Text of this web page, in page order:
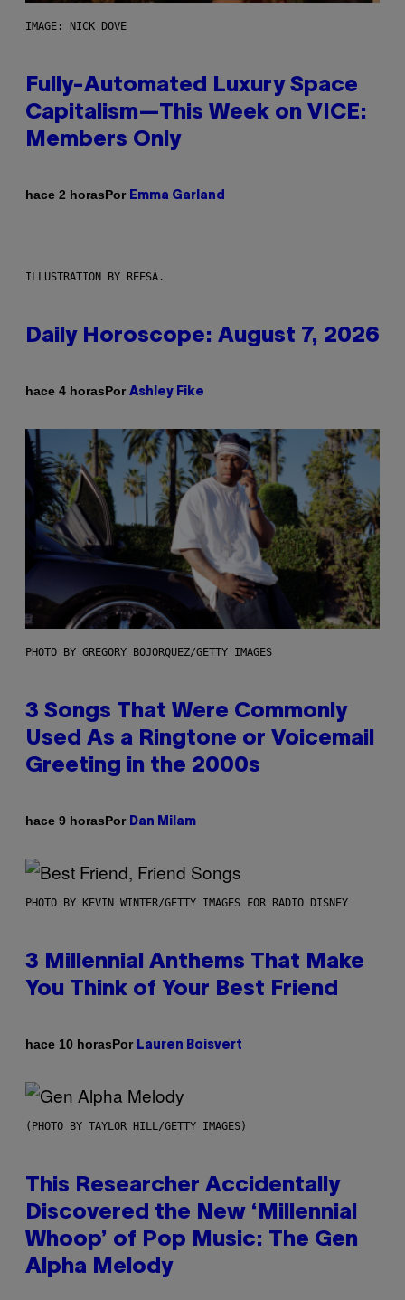
IMAGE: NICK DOVE
Fully-Automated Luxury Space
Capitalism—This Week on VICE:
Members Only
hace 2 horasPor Emma Garland
ILLUSTRATION BY REESA.
Daily Horoscope: August 7, 2026
hace 4 horasPor Ashley Fike
PHOTO BY GREGORY BOJORQUEZ/GETTY IMAGES
3 Songs That Were Commonly
Used As a Ringtone or Voicemail
Greeting in the 2000s
hace 9 horasPor Dan Milam
PHOTO BY KEVIN WINTER/GETTY IMAGES FOR RADIO DISNEY
3 Millennial Anthems That Make
You Think of Your Best Friend
hace 10 horasPor Lauren Boisvert
(PHOTO BY TAYLOR HILL/GETTY IMAGES)
This Researcher Accidentally
Discovered the New ‘Millennial
Whoop’ of Pop Music: The Gen
Alpha Melody